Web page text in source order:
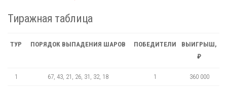
Тиражная таблица
ТУР ПОРЯДОК ВЫПАДЕНИЯ ШАРОВ ПОБЕДИТЕЛИ
ВЫИГРЫШ,
₽
1 67, 43, 21, 26, 31, 32, 18 1 360 000